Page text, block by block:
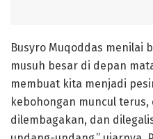
Busyro Muqoddas menilai
musuh besar di depan
membuat kita menjadi
kebohongan muncul
dilembagakan, dan